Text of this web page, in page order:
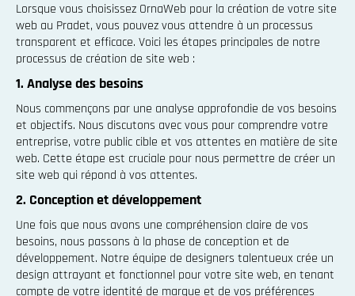
Lorsque vous choisissez OrnaWeb pour la création de votre site
web au Pradet, vous pouvez vous attendre à un processus
transparent et efficace. Voici les étapes principales de notre
processus de création de site web :
1. Analyse des besoins
Nous commençons par une analyse approfondie de vos besoins
et objectifs. Nous discutons avec vous pour comprendre votre
entreprise, votre public cible et vos attentes en matière de site
web. Cette étape est cruciale pour nous permettre de créer un
site web qui répond à vos attentes.
2. Conception et développement
Une fois que nous avons une compréhension claire de vos
besoins, nous passons à la phase de conception et de
développement. Notre équipe de designers talentueux crée un
design attrayant et fonctionnel pour votre site web, en tenant
compte de votre identité de marque et de vos préférences